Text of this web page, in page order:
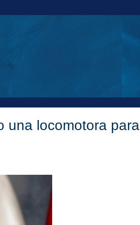
una locomotora para